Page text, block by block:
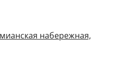
набережная,